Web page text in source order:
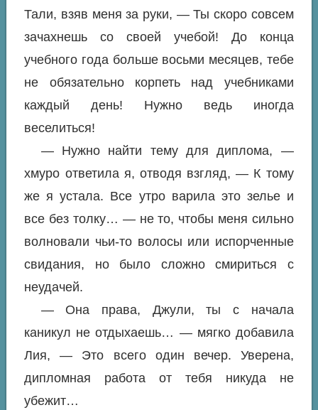
Тали, взяв меня за руки, — Ты скоро совсем
зачахнешь со своей учебой! До конца
учебного года больше восьми месяцев, тебе
не обязательно корпеть над учебниками
каждый день! Нужно ведь иногда
веселиться!
— Нужно найти тему для диплома, —
хмуро ответила я, отводя взгляд, — К тому
же я устала. Все утро варила это зелье и
все без толку… — не то, чтобы меня сильно
волновали чьи-то волосы или испорченные
свидания, но было сложно смириться с
неудачей.
— Она права, Джули, ты с начала
каникул не отдыхаешь… — мягко добавила
Лия, — Это всего один вечер. Уверена,
дипломная работа от тебя никуда не
убежит…